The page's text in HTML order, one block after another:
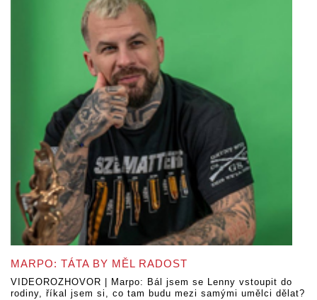
MARPO: TÁTA BY MĚL RADOST
VIDEOROZHOVOR | Marpo: Bál jsem se Lenny vstoupit do
rodiny, říkal jsem si, co tam budu mezi samými umělci dělat?